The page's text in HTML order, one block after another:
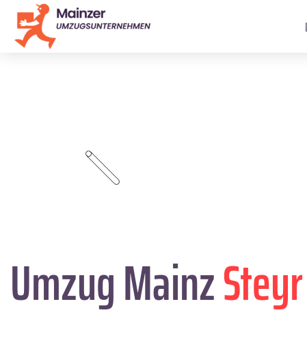
Umzug MainzSteyr